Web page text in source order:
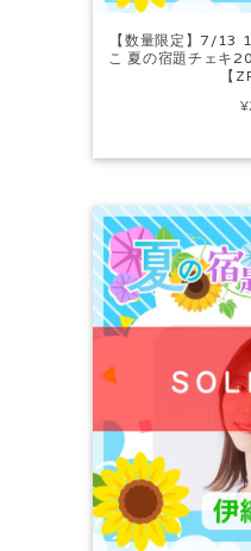
【数量限定】7/13
こ 夏の宿題チェキ
【